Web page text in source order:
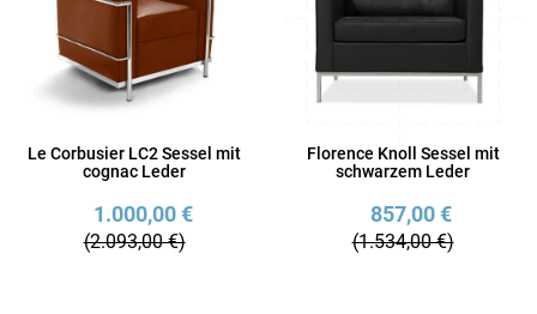
Le Corbusier LC2 Sessel mit
cognac Leder
1.000,00 €
(2.093,00 €)
Florence Knoll Sessel mit
schwarzem Leder
857,00 €
(1.534,00 €)